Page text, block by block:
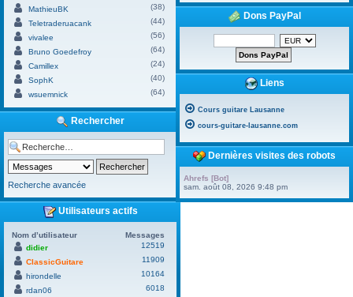
MathieuBK
(38)
Teletraderuacank
(44)
vivalee
(56)
Bruno Goedefroy
(64)
Camillex
(24)
SophK
(40)
wsuemnick
(64)
Rechercher
Recherche avancée
Utilisateurs actifs
Nom d’utilisateur
Messages
didier
12519
ClassicGuitare
11909
hirondelle
10164
rdan06
6018
Dons PayPal
Liens
Cours guitare Lausanne
cours-guitare-lausanne.com
Dernières visites des robots
Ahrefs [Bot]
sam. août 08, 2026 9:48 pm